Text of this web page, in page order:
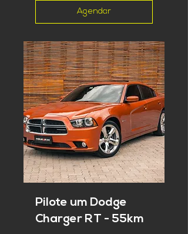
Agendar
Pilote um Dodge
Charger RT - 55km